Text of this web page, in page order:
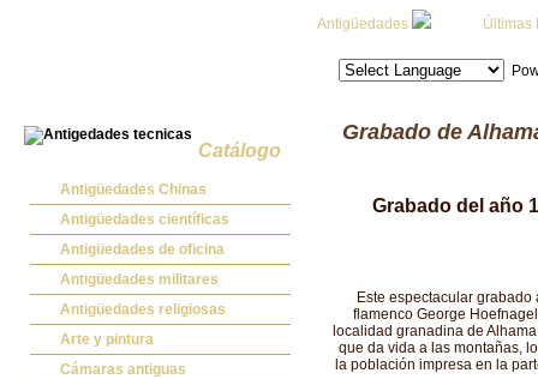
Antigüedades Últimas
Catálogo
Antigüedades Chinas
Antigüedades Chinas
Antigüedades científicas
Antigüedades científicas
Antigüedades de oficina
Máquinas de escribir antiguas
Calculadoras antiguas
Teléfonos y Telégrafos antiguos
Antigüedades militares
Espadas antiguas
Medallas y condecoraciones
Cascos militares
Antigüedades religiosas
Antigüedades religiosas
Arte y pintura
Pintura antigua
Cámaras antiguas
Grabado de
Grabado del año
Este espectacular
flamenco George
localidad granadina de
que da vida a las montañas,
la población impresa en la